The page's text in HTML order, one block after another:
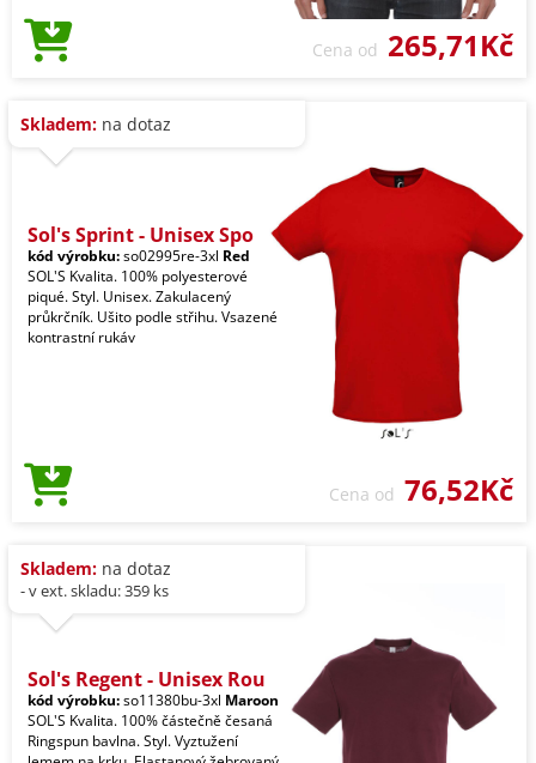
Cena od 265,71Kč
Skladem: na dotaz
Sol's Sprint - Unisex Spo
kód výrobku:so02995re-3xl Red
SOL'S Kvalita. 100% polyesterové
piqué. Styl. Unisex. Zakulacený
průkrčník. Ušito podle střihu. Vsazené
kontrastní rukáv
Cena od 76,52Kč
Skladem: na dotaz
- v ext. skladu: 359 ks
Sol's Regent - Unisex Rou
kód výrobku:so11380bu-3xl Maroon
SOL'S Kvalita. 100% částečně česaná
Ringspun bavlna. Styl. Vyztužení